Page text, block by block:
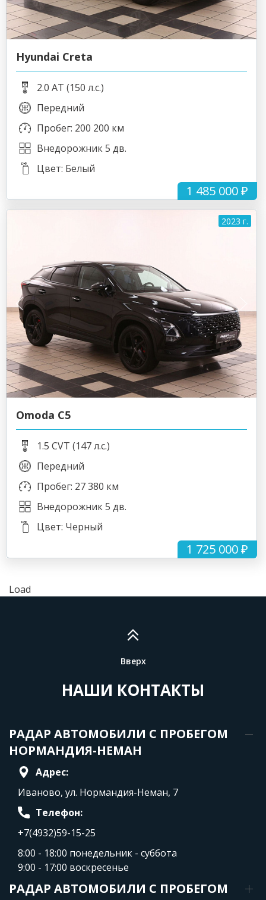
1 485 000 ₽
Hyundai Creta
2.0 AT (150 л.с.)
Передний
Пробег: 200 200 км
Внедорожник 5 дв.
Цвет: Белый
2023 г.
1 725 000 ₽
Omoda C5
1.5 CVT (147 л.с.)
Передний
Пробег: 27 380 км
Внедорожник 5 дв.
Цвет: Черный
Load
Вверх
НАШИ КОНТАКТЫ
РАДАР АВТОМОБИЛИ С ПРОБЕГОМ
НОРМАНДИЯ-НЕМАН
Адрес:
Иваново, ул. Нормандия-Неман, 7
Телефон:
+7(4932)59-15-25
8:00 - 18:00 понедельник - суббота
9:00 - 17:00 воскресенье
РАДАР АВТОМОБИЛИ С ПРОБЕГОМ